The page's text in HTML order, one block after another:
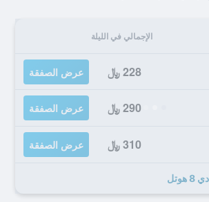
الإجمالي في الليلة
228 ﷼ عرض الصفقة
290 ﷼ عرض الصفقة
310 ﷼ عرض الصفقة